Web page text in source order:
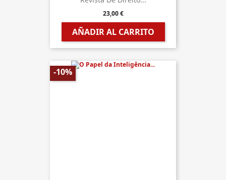
23,00 €
AÑADIR AL CARRITO
-10%